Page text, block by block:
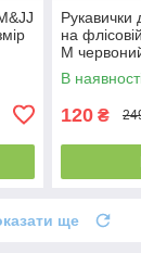
Рукавички
на
M
В
120 ₴
ще